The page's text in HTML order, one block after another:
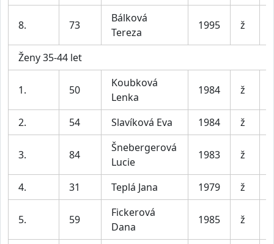
8. 73
Bálková
Tereza
1995 ž
Ženy 35-44 let
1. 50
Koubková
Lenka
1984 ž
2. 54 Slavíková Eva 1984 ž
3. 84
Šnebergerová
Lucie
1983 ž
4. 31 Teplá Jana 1979 ž
5. 59
Fickerová
Dana
1985 ž